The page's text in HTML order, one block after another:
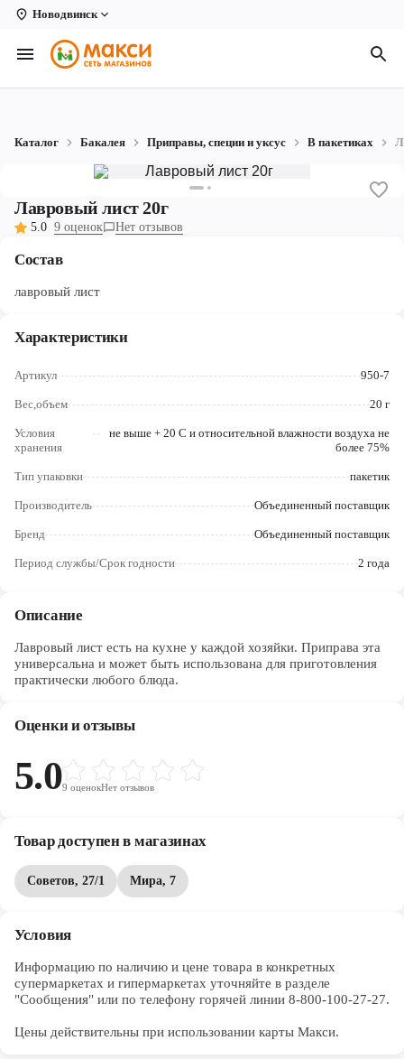
Новодвинск
Вологда
Архангельск
Коряжма
Котлас
Новодвинск
Рыбинск
Северодвинск
Череповец
Ярославль
Каталог Бакалея Приправы, специи и уксус В пакетиках
Лавровый лист 20г
5.0 9 оценок Нет отзывов
Состав
лавровый лист
Характеристики
Артикул 950-7
Вес,объем 20 г
Условия
хранения
не выше + 20 С и относительной влажности воздуха не
более 75%
Тип упаковки пакетик
Производитель Объединенный поставщик
Бренд Объединенный поставщик
Период службы/Срок годности 2 года
Описание
Лавровый лист есть на кухне у каждой хозяйки. Приправа эта
универсальна и может быть использована для приготовления
практически любого блюда.
Оценки и отзывы
5.09 оценокНет отзывов
Товар доступен в магазинах
Советов, 27/1 Мира, 7
Условия
Информацию по наличию и цене товара в конкретных
супермаркетах и гипермаркетах уточняйте в разделе
"Сообщения" или по телефону горячей линии 8-800-100-27-27.
Цены действительны при использовании карты Макси.